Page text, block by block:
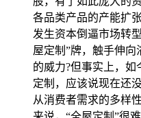
各品类产品的产能扩
发生资本倒逼市场转
屋定制”牌，触手伸
的威力?但事实上，
定制，应该说现在还
从消费者需求的多样